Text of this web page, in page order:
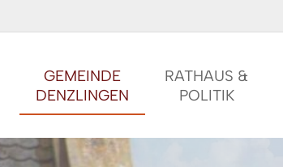
GEMEINDE
DENZLINGEN
RATHAUS &
POLITIK